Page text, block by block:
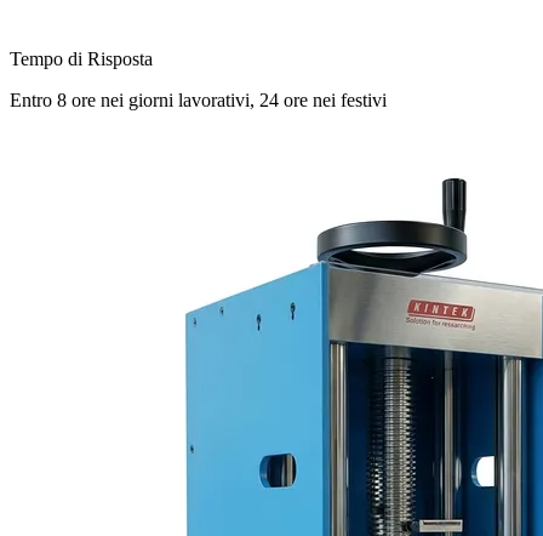
Tempo di Risposta
Entro 8 ore nei giorni lavorativi, 24 ore nei festivi